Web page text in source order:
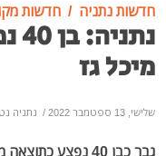
חדשות נתניה חדשות
מיכל גז
שלישי, 13 ספטמבר 2022 / נתניה נט
גבר כבן 40 נפצע